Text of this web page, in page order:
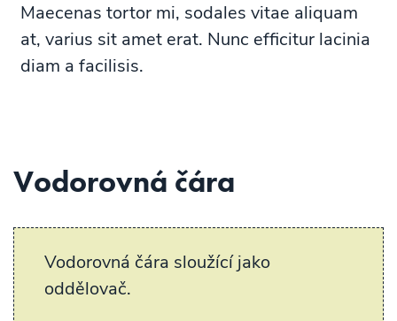
Maecenas tortor mi, sodales vitae aliquam
at, varius sit amet erat. Nunc efficitur lacinia
diam a facilisis.
Vodorovná čára
Vodorovná čára sloužící jako
oddělovač.